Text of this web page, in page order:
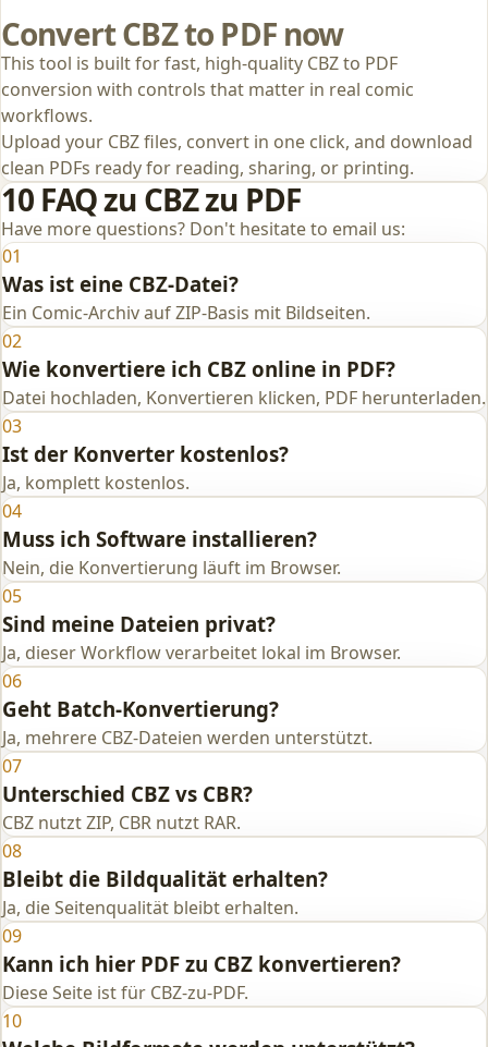
Convert CBZ to PDF now
This tool is built for fast, high-quality CBZ to PDF
conversion with controls that matter in real comic
workflows.
Upload your CBZ files, convert in one click, and download
clean PDFs ready for reading, sharing, or printing.
10 FAQ zu CBZ zu PDF
Have more questions? Don't hesitate to email us:
01
Was ist eine CBZ-Datei?
Ein Comic-Archiv auf ZIP-Basis mit Bildseiten.
02
Wie konvertiere ich CBZ online in PDF?
Datei hochladen, Konvertieren klicken, PDF herunterladen.
03
Ist der Konverter kostenlos?
Ja, komplett kostenlos.
04
Muss ich Software installieren?
Nein, die Konvertierung läuft im Browser.
05
Sind meine Dateien privat?
Ja, dieser Workflow verarbeitet lokal im Browser.
06
Geht Batch-Konvertierung?
Ja, mehrere CBZ-Dateien werden unterstützt.
07
Unterschied CBZ vs CBR?
CBZ nutzt ZIP, CBR nutzt RAR.
08
Bleibt die Bildqualität erhalten?
Ja, die Seitenqualität bleibt erhalten.
09
Kann ich hier PDF zu CBZ konvertieren?
Diese Seite ist für CBZ-zu-PDF.
10